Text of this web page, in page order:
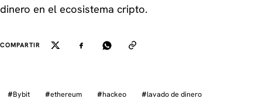
dinero en el ecosistema cripto.
COMPARTIR
#Bybit #ethereum #hackeo #lavado de dinero